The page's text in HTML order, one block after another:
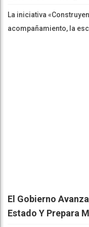
La iniciativa
acompañamiento, la
El Gobierno
Estado Y Prepara